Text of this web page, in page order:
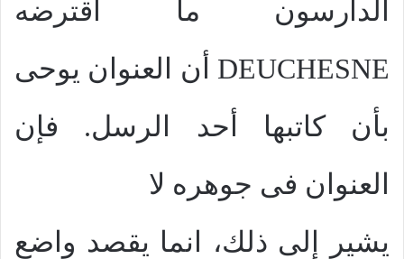
الدارسون ما اقترضه
DEUCHESNE أن العنوان يوحى
بأن كاتبها أحد الرسل. فإن
العنوان فى جوهره لا
يشير إلى ذلك، انما يقصد واضع